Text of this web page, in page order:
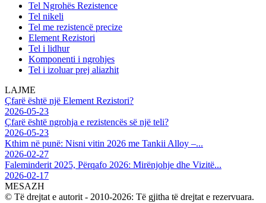
Tel Ngrohës Rezistence
Tel nikeli
Tel me rezistencë precize
Element Rezistori
Tel i lidhur
Komponenti i ngrohjes
Tel i izoluar prej aliazhit
LAJME
Çfarë është një Element Rezistori?
2026-05-23
Çfarë është ngrohja e rezistencës së një teli?
2026-05-23
Kthim në punë: Nisni vitin 2026 me Tankii Alloy –...
2026-02-27
Faleminderit 2025, Përqafo 2026: Mirënjohje dhe Vizitë...
2026-02-17
MESAZH
© Të drejtat e autorit - 2010-2026: Të gjitha të drejtat e rezervuara.